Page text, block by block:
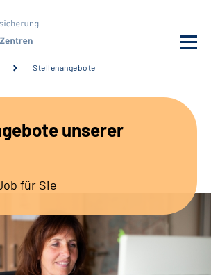
Stellenangebote
unserer
für Sie